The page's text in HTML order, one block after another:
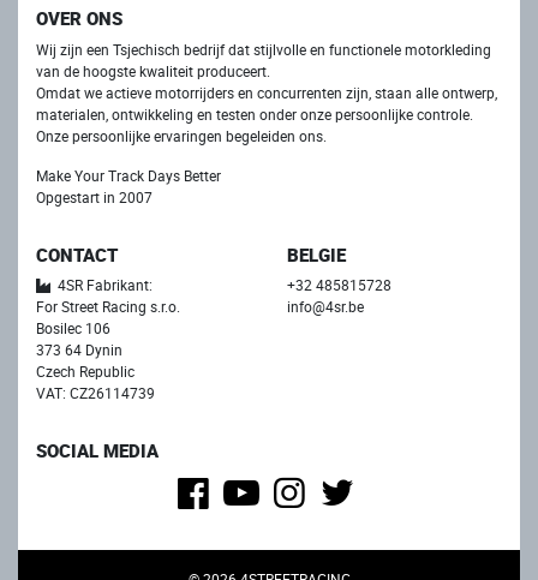
OVER ONS
Wij zijn een Tsjechisch bedrijf dat stijlvolle en functionele motorkleding
van de hoogste kwaliteit produceert.
Omdat we actieve motorrijders en concurrenten zijn, staan ​​alle ontwerp,
materialen, ontwikkeling en testen onder onze persoonlijke controle.
Onze persoonlijke ervaringen begeleiden ons.
Make Your Track Days Better
Opgestart in 2007
CONTACT
4SR Fabrikant:
For Street Racing s.r.o.
Bosilec 106
373 64 Dynin
Czech Republic
VAT: CZ26114739
BELGIE
+32 485815728
info@4sr.be
SOCIAL MEDIA